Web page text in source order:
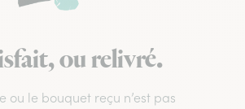
ou relivré.
ou le bouquet reçu n’est pas